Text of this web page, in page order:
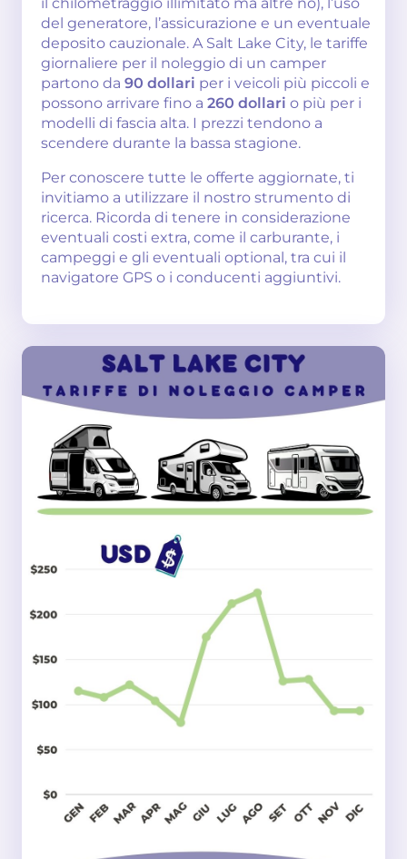
del generatore, l’assicurazione e un eventuale
deposito cauzionale. A Salt Lake City, le tariffe
giornaliere per il noleggio di un camper
partono da 90 dollari per i veicoli più piccoli e
possono arrivare fino a 260 dollari o più per i
modelli di fascia alta. I prezzi tendono a
scendere durante la bassa stagione.
Per conoscere tutte le offerte aggiornate, ti
invitiamo a utilizzare il nostro strumento di
ricerca. Ricorda di tenere in considerazione
eventuali costi extra, come il carburante, i
campeggi e gli eventuali optional, tra cui il
navigatore GPS o i conducenti aggiuntivi.